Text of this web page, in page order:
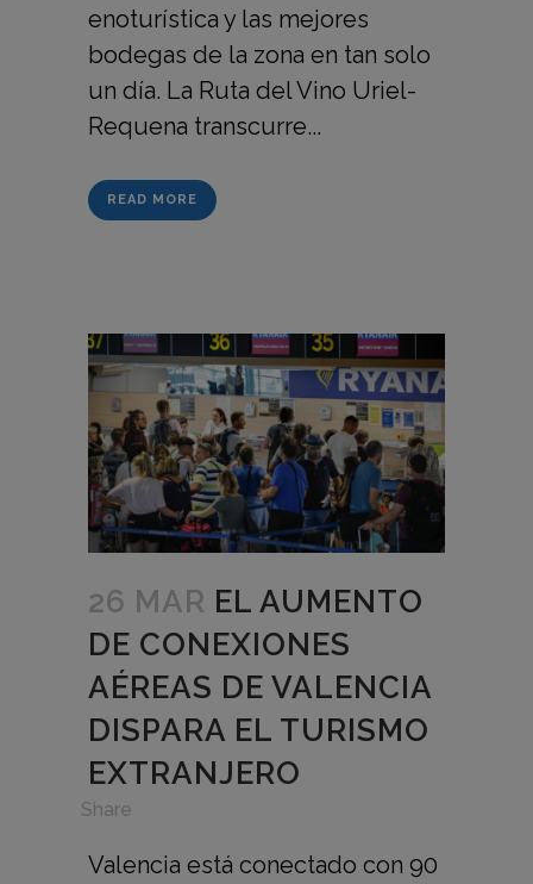
enoturística y las mejores
bodegas de la zona en tan solo
un día. La Ruta del Vino Uriel-
Requena transcurre...
READ MORE
26 MAR EL AUMENTO
DE CONEXIONES
AÉREAS DE VALENCIA
DISPARA EL TURISMO
EXTRANJERO
Share
Valencia está conectado con 90